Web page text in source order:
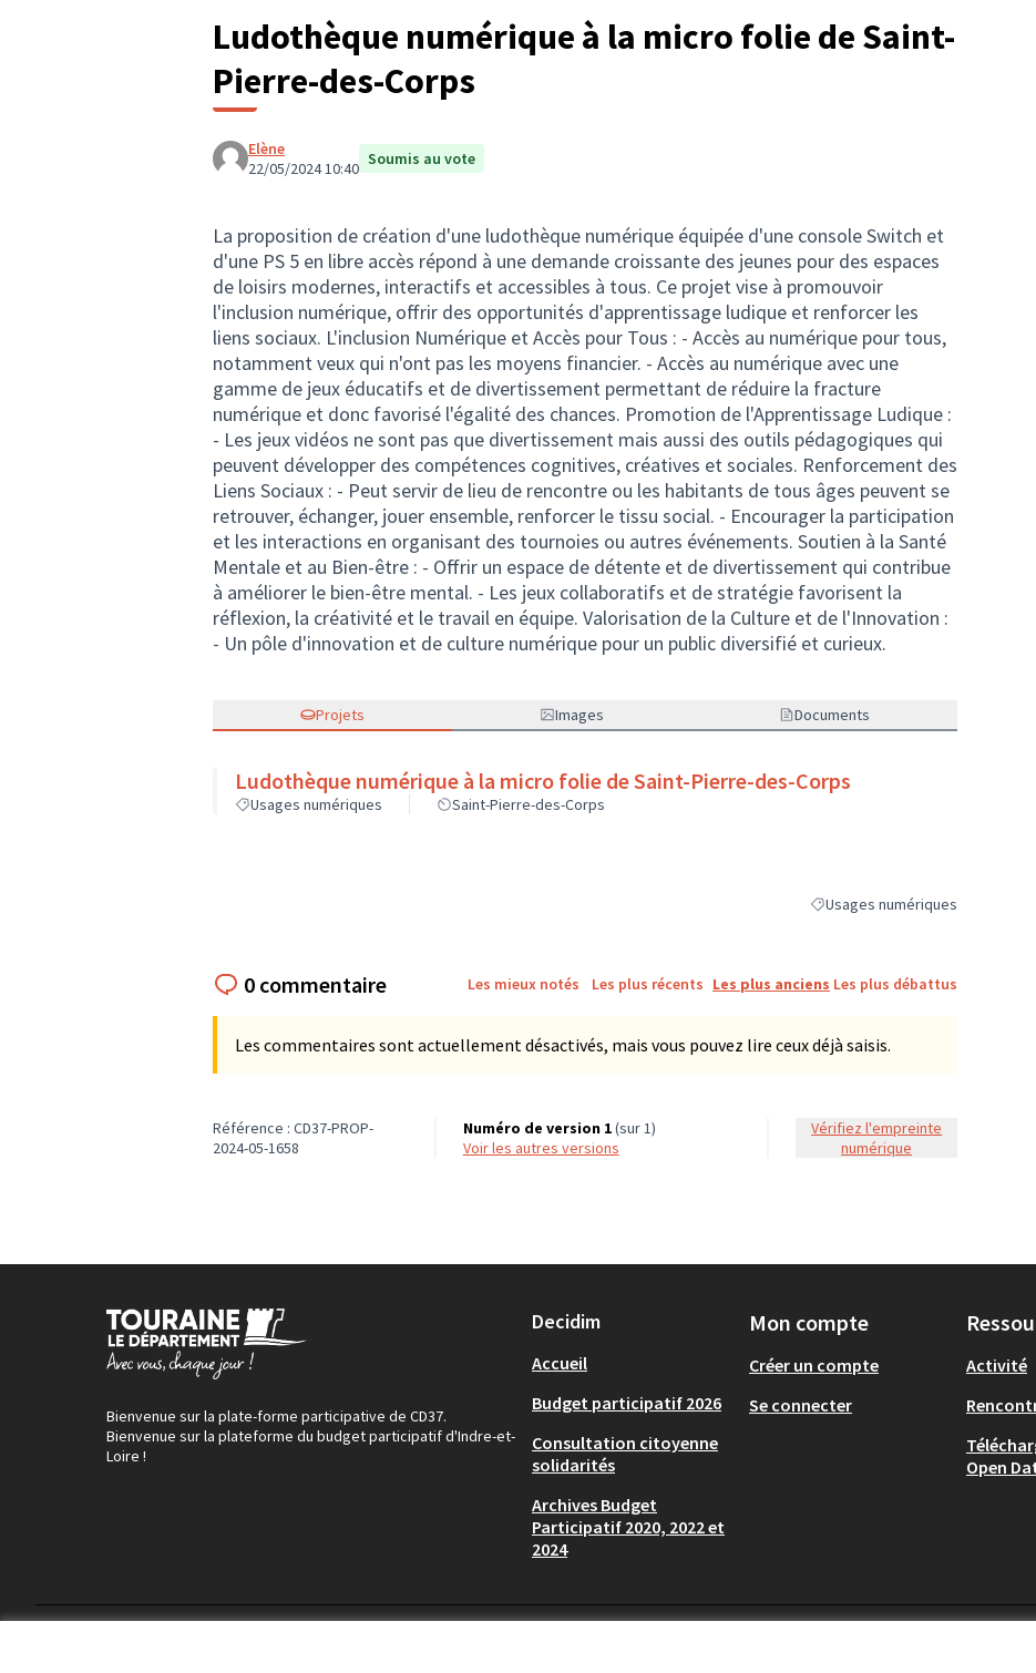
Ludothèque numérique à la micro folie de Saint-
Pierre-des-Corps
Elène
22/05/2024 10:40 Soumis au vote
La proposition de création d'une ludothèque numérique équipée d'une console Switch et
d'une PS 5 en libre accès répond à une demande croissante des jeunes pour des espaces
de loisirs modernes, interactifs et accessibles à tous. Ce projet vise à promouvoir
l'inclusion numérique, offrir des opportunités d'apprentissage ludique et renforcer les
liens sociaux. L'inclusion Numérique et Accès pour Tous : - Accès au numérique pour tous,
notamment veux qui n'ont pas les moyens financier. - Accès au numérique avec une
gamme de jeux éducatifs et de divertissement permettant de réduire la fracture
numérique et donc favorisé l'égalité des chances. Promotion de l'Apprentissage Ludique :
- Les jeux vidéos ne sont pas que divertissement mais aussi des outils pédagogiques qui
peuvent développer des compétences cognitives, créatives et sociales. Renforcement des
Liens Sociaux : - Peut servir de lieu de rencontre ou les habitants de tous âges peuvent se
retrouver, échanger, jouer ensemble, renforcer le tissu social. - Encourager la participation
et les interactions en organisant des tournoies ou autres événements. Soutien à la Santé
Mentale et au Bien-être : - Offrir un espace de détente et de divertissement qui contribue
à améliorer le bien-être mental. - Les jeux collaboratifs et de stratégie favorisent la
réflexion, la créativité et le travail en équipe. Valorisation de la Culture et de l'Innovation :
- Un pôle d'innovation et de culture numérique pour un public diversifié et curieux.
Projets Images Documents
Ludothèque numérique à la micro folie de Saint-Pierre-des-Corps
Usages numériques Saint-Pierre-des-Corps
Filtrer les résultats de la
Usages numériques
0 commentaire Les mieux notés Les plus récents Les plus anciens Les plus débattus
Les commentaires sont actuellement désactivés, mais vous pouvez lire ceux déjà saisis.
Référence : CD37-PROP-
2024-05-1658
Numéro de version 1(sur 1)
voir les autres versions
Vérifiez l'empreinte
numérique
Bienvenue sur la plate-forme participative de CD37.
Bienvenue sur la plateforme du budget participatif d'Indre-et-
Loire !
Decidim
Accueil
Budget participatif 2026
Consultation citoyenne
solidarités
Archives Budget
Participatif 2020, 2022 et
2024
Mon compte
Créer un compte
Se connecter
Activité
Open